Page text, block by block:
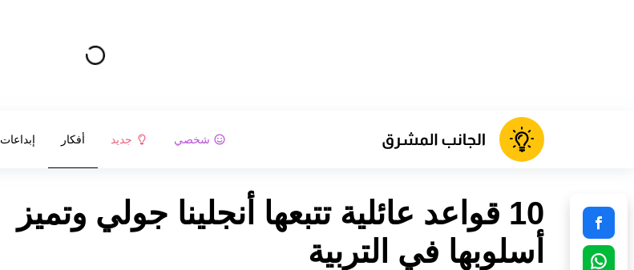
شخصي جديد أفكار إبداعات
10 قواعد عائلية تتبعها أنجلينا جولي وتميز
أسلوبها في التربية